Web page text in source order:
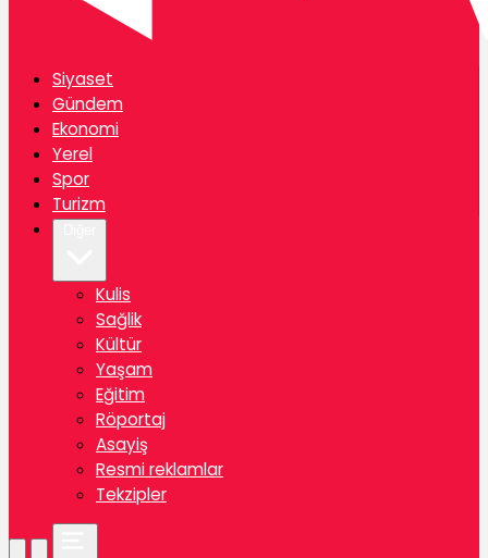
Siyaset
Gündem
Ekonomi
Yerel
Spor
Turizm
Kulis
Sağlik
Kültür
Yaşam
Eğitim
Röportaj
Asayiş
Resmi reklamlar
Tekzipler